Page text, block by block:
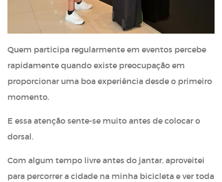
Quem participa regularmente em eventos percebe
rapidamente quando existe preocupação em
proporcionar uma boa experiência desde o primeiro
momento.
E essa atenção sente-se muito antes de colocar o
dorsal.
Com algum tempo livre antes do jantar, aproveitei
para percorrer a cidade na minha bicicleta e ver toda